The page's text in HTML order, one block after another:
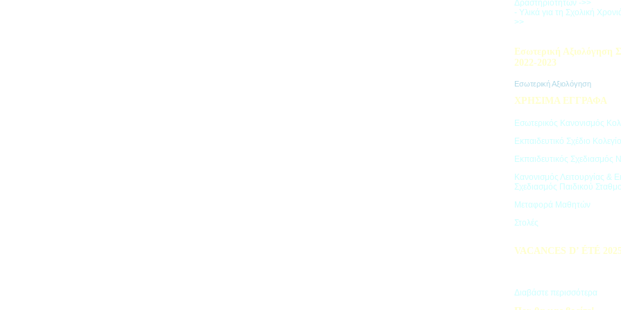
Δραστηριοτήτων ->>
- Υλικά για τη Σχολική
>>
Εσωτερική Αξιολόγηση
2022-2023
Εσωτερική Αξιολόγηση
ΧΡΗΣΙΜΑ ΕΓΓΡΑΦΑ
Εσωτερικός Κανονισμός
Εκπαιδευτικό Σχέδιο
Εκπαιδευτικός Σχεδιασμός
Κανονισμός Λειτουργίας &
Σχεδιασμός Παιδικού
Μεταφορά Μαθητών
Στολές
VACANCES D’ ÉTÉ
Διαβάστε περισσότερα